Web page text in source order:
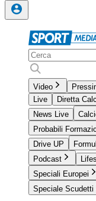
Video
Live
Diretta
News Live
Probabili
Drive UP
Podcast
Speciali Europei
Speciale Scudetti